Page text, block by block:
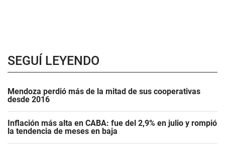
SEGUÍ LEYENDO
Mendoza perdió más de la mitad de sus cooperativas
desde 2016
Inflación más alta en CABA: fue del 2,9% en julio y rompió
la tendencia de meses en baja